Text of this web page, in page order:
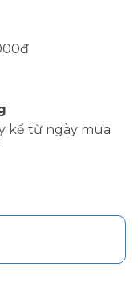
kể từ ngày mua